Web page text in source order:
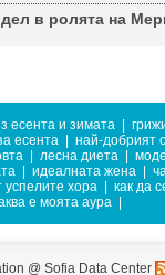
в ролята на
есента и зимата
есента
най-добрият
лесна диета
идеалната жена
успелите хора
как да
е моята аура
@ Sofia Data Center